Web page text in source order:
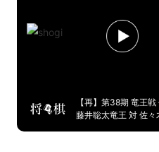
【再】第38期 竜王
藤井聡太竜王 対 佐々